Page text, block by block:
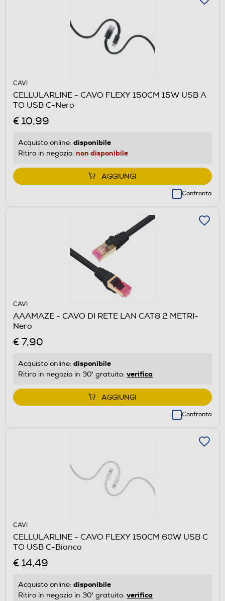
CAVI
CELLULARLINE - CAVO FLEXY 150CM 15W USB A
TO USB C-Nero
€ 10,99
Acquisto online: disponibile
Ritiro in negozio: non disponibile
AGGIUNGI
Confronta
CAVI
AAAMAZE - CAVO DI RETE LAN CAT8 2 METRI-
Nero
€ 7,90
Acquisto online: disponibile
Ritiro in negozio in 30' gratuito: verifica
AGGIUNGI
Confronta
CAVI
CELLULARLINE - CAVO FLEXY 150CM 60W USB C
TO USB C-Bianco
€ 14,49
Acquisto online: disponibile
Ritiro in negozio in 30' gratuito: verifica